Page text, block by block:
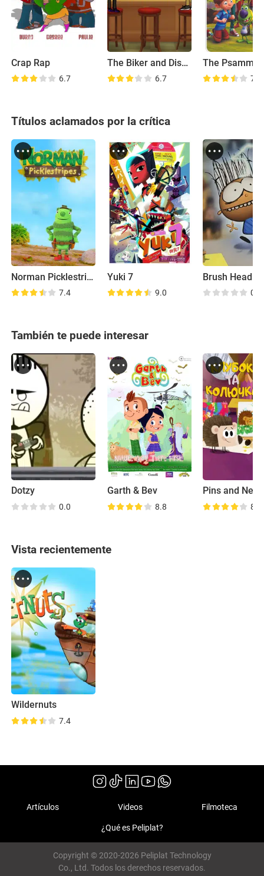
Crap Rap
6.7
The Biker and Disco Show
6.7
The Psammy
7.2
Títulos aclamados por la crítica
Norman Picklestripes
7.4
Yuki 7
9.0
Brush Head
0.0
También te puede interesar
Dotzy
0.0
Garth & Bev
8.8
Pins and
8.5
Vista recientemente
Wildernuts
7.4
Artículos Videos Filmoteca
¿Qué es Peliplat?
Copyright © 2020-2026 Peliplat Technology
Co., Ltd. Todos los derechos reservados.